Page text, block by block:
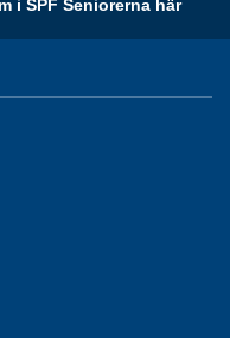
i SPF Seniorerna här